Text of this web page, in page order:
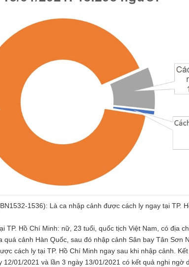
1536): Là ca nhập cảnh được cách ly ngay tại TP.
TP. Hồ Chí Minh: nữ, 23 tuổi, quốc tịch Việt Nam, có địa
quá cảnh Hàn Quốc, sau đó nhập cảnh Sân bay Tân Sơn
cách ly tại TP. Hồ Chí Minh ngay sau khi nhập cảnh.
12/01/2021 và lần 3 ngày 13/01/2021 có kết quả nghi ngờ